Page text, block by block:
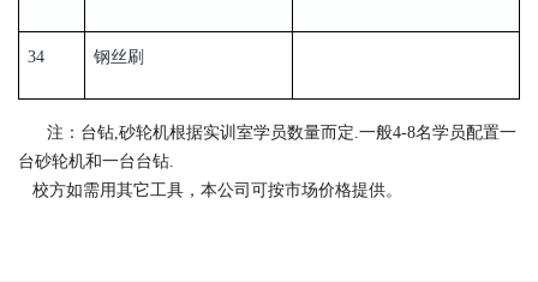
34 钢丝刷
注：台钻,砂轮机根据实训室学员数量而定.一般4-8名学员配置一
台砂轮机和一台台钻.
校方如需用其它工具，本公司可按市场价格提供。